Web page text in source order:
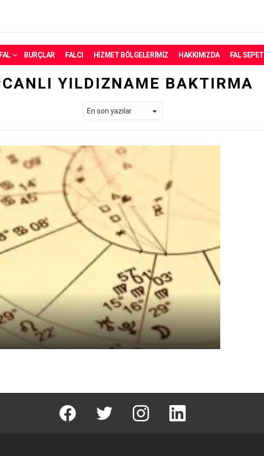
FAL BURÇLAR FALCI HIZMET BÖLGELERIMIZ HAKKIMIZDA FAL SEPETI
CANLI YILDIZNAME BAKTIRMA
facebook T instagram Linkedin Fal